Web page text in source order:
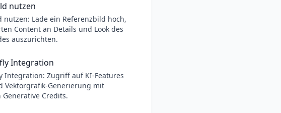
nutzen
nutzen: Lade ein Referenzbild hoch,
Content an Details und Look des
auszurichten.
Integration
Integration: Zugriff auf KI-Features
Vektorgrafik-Generierung mit
Credits.